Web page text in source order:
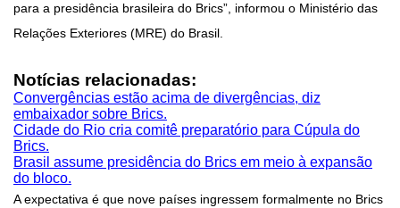
para a presidência brasileira do Brics”, informou o Ministério das
Relações Exteriores (MRE) do Brasil.
Notícias relacionadas:
Convergências estão acima de divergências, diz
embaixador sobre Brics.
Cidade do Rio cria comitê preparatório para Cúpula do
Brics.
Brasil assume presidência do Brics em meio à expansão
do bloco.
A expectativa é que nove países ingressem formalmente no Brics